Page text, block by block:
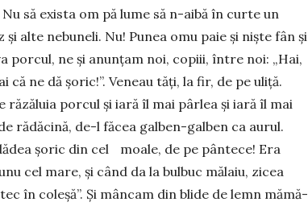
să exista om pă lume să n-aibă în curte un
alte ne­buneli. Nu! Punea omu paie și niște fân și
porcul, ne și anunțam noi, copiii, între noi: „Hai,
ne dă șoric!”. Veneau tăți, la fir, de pe uliță.
răzăluia porcul și iară îl mai pârlea și iară îl mai
rădăcină, de-l făcea gal­ben-galben ca aurul.
șoric din cel moale, de pe pântece! Era
cel mare, și când da la bulbuc mălaiu, zi­cea
în cole­șă”. Și mâncam din blide de lemn mămă­